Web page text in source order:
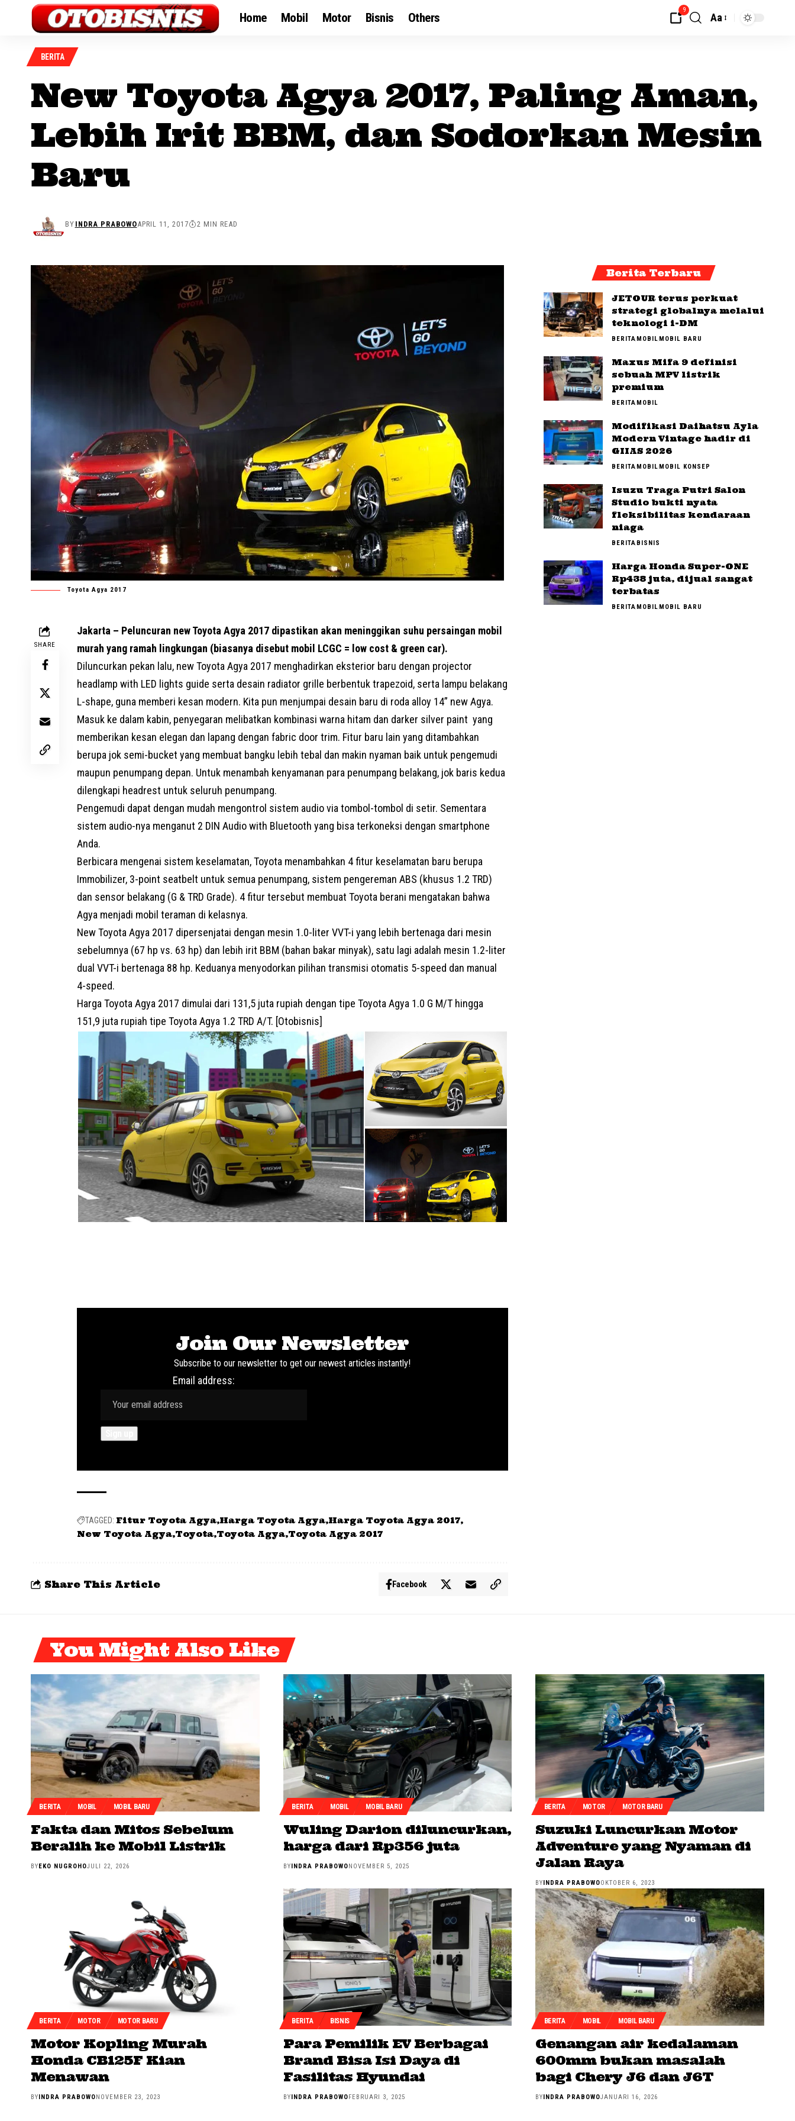
Home Mobil Motor Bisnis Others
9
Aa
BERITA
New Toyota Agya 2017, Paling Aman,
Lebih Irit BBM, dan Sodorkan Mesin
Baru
BY INDRA PRABOWOAPRIL 11, 2017 2 MIN READ
Toyota Agya 2017
SHARE
Jakarta – Peluncuran newToyota Agya 2017 dipastikan akan meninggikan suhu persaingan mobil
murah yang ramah lingkungan (biasanya disebut mobil LCGC = low cost & green car).
Diluncurkan pekan lalu, new Toyota Agya 2017 menghadirkan eksterior baru dengan projector
headlamp with LED lights guide serta desain radiator grille berbentuk trapezoid, serta lampu belakang
L-shape, guna memberi kesan modern. Kita pun menjumpai desain baru di roda alloy 14” new Agya.
Masuk ke dalam kabin, penyegaran melibatkan kombinasi warna hitam dan darker silver paint yang
memberikan kesan elegan dan lapang dengan fabric door trim. Fitur baru lain yang ditambahkan
berupa jok semi-bucket yang membuat bangku lebih tebal dan makin nyaman baik untuk pengemudi
maupun penumpang depan. Untuk menambah kenyamanan para penumpang belakang, jok baris kedua
dilengkapi headrest untuk seluruh penumpang.
Pengemudi dapat dengan mudah mengontrol sistem audio via tombol-tombol di setir. Sementara
sistem audio-nya menganut 2 DIN Audio with Bluetooth yang bisa terkoneksi dengan smartphone
Anda.
Berbicara mengenai sistem keselamatan, Toyota menambahkan 4 fitur keselamatan baru berupa
Immobilizer, 3-point seatbelt untuk semua penumpang, sistem pengereman ABS (khusus 1.2 TRD)
dan sensor belakang (G & TRD Grade). 4 fitur tersebut membuat Toyota berani mengatakan bahwa
Agya menjadi mobil teraman di kelasnya.
New Toyota Agya 2017 dipersenjatai dengan mesin 1.0-liter VVT-i yang lebih bertenaga dari mesin
sebelumnya (67 hp vs. 63 hp) dan lebih irit BBM (bahan bakar minyak), satu lagi adalah mesin 1.2-liter
dual VVT-i bertenaga 88 hp. Keduanya menyodorkan pilihan transmisi otomatis 5-speed dan manual
4-speed.
Harga Toyota Agya 2017 dimulai dari 131,5 juta rupiah dengan tipe Toyota Agya 1.0 G M/T hingga
151,9 juta rupiah tipe Toyota Agya 1.2 TRD A/T. [Otobisnis]
Join Our Newsletter
Subscribe to our newsletter to get our newest articles instantly!
Email address:
TAGGED: Fitur Toyota Agya Harga Toyota Agya Harga Toyota Agya 2017
New Toyota Agya Toyota Toyota Agya Toyota Agya 2017
Share This Article Facebook
Berita Terbaru
JETOUR terus perkuat
strategi globalnya melalui
teknologi i-DM
BERITAMOBILMOBIL BARU
Maxus Mifa 9 definisi
sebuah MPV listrik
premium
BERITAMOBIL
Modifikasi Daihatsu Ayla
Modern Vintage hadir di
GIIAS 2026
BERITAMOBILMOBIL KONSEP
Isuzu Traga Putri Salon
Studio bukti nyata
fleksibilitas kendaraan
niaga
BERITABISNIS
Harga Honda Super-ONE
Rp438 juta, dijual sangat
terbatas
BERITAMOBILMOBIL BARU
You Might Also Like
BERITA MOBIL MOBIL BARU
Fakta dan Mitos Sebelum
Beralih ke Mobil Listrik
BY EKO NUGROHOJULI 22, 2026
BERITA MOBIL MOBIL BARU
Wuling Darion diluncurkan,
harga dari Rp356 juta
BY INDRA PRABOWO NOVEMBER 5, 2025
BERITA MOTOR MOTOR BARU
Suzuki Luncurkan Motor
Adventure yang Nyaman di
Jalan Raya
BY INDRA PRABOWOOKTOBER 6, 2023
BERITA MOTOR MOTOR BARU
Motor Kopling Murah
Honda CB125F Kian
Menawan
BY INDRA PRABOWO NOVEMBER 23, 2023
BERITA BISNIS
Para Pemilik EV Berbagai
Brand Bisa Isi Daya di
Fasilitas Hyundai
BY INDRA PRABOWO FEBRUARI 3, 2025
BERITA MOBIL MOBIL BARU
Genangan air kedalaman
600mm bukan masalah
bagi Chery J6 dan J6T
BY INDRA PRABOWOJANUARI 16, 2026